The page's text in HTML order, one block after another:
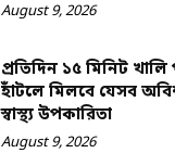
August 9, 2026
প্রতিদিন ১৫ মিনিট খালি
হাঁটলে মিলবে যেসব
স্বাস্থ্য উপকারিতা
August 9, 2026